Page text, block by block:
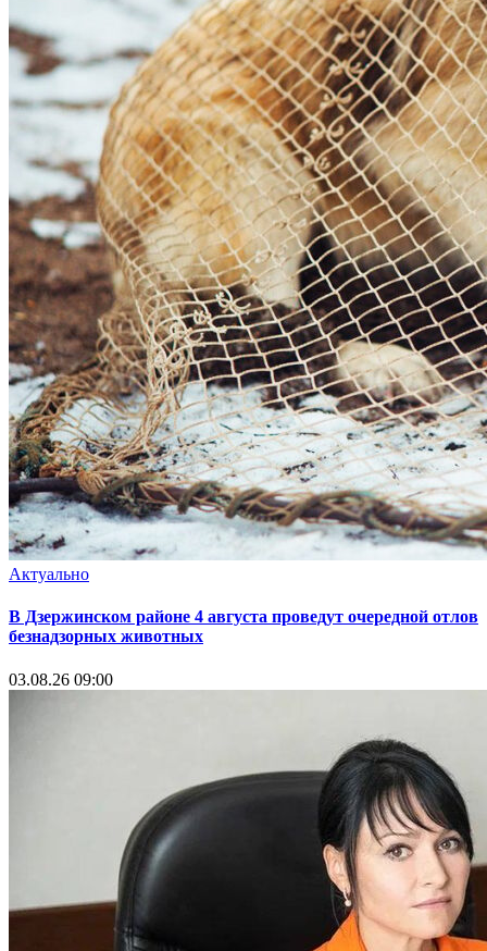
Актуально
В Дзержинском районе 4 августа проведут очередной отлов
безнадзорных животных
03.08.26 09:00